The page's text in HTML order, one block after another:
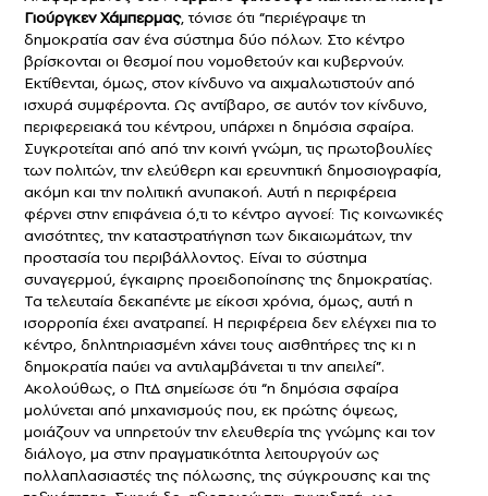
Γιούργκεν Χάμπερμας, τόνισε ότι “περιέγραψε τη
δημοκρατία σαν ένα σύστημα δύο πόλων. Στο κέντρο
βρίσκονται οι θεσμοί που νομοθετούν και κυβερνούν.
Εκτίθενται, όμως, στον κίνδυνο να αιχμαλωτιστούν από
ισχυρά συμφέροντα. Ως αντίβαρο, σε αυτόν τον κίνδυνο,
περιφερειακά του κέντρου, υπάρχει η δημόσια σφαίρα.
Συγκροτείται από από την κοινή γνώμη, τις πρωτοβουλίες
των πολιτών, την ελεύθερη και ερευνητική δημοσιογραφία,
ακόμη και την πολιτική ανυπακοή. Αυτή η περιφέρεια
φέρνει στην επιφάνεια ό,τι το κέντρο αγνοεί: Τις κοινωνικές
ανισότητες, την καταστρατήγηση των δικαιωμάτων, την
προστασία του περιβάλλοντος. Είναι το σύστημα
συναγερμού, έγκαιρης προειδοποίησης της δημοκρατίας.
Τα τελευταία δεκαπέντε με είκοσι χρόνια, όμως, αυτή η
ισορροπία έχει ανατραπεί. Η περιφέρεια δεν ελέγχει πια το
κέντρο, δηλητηριασμένη χάνει τους αισθητήρες της κι η
δημοκρατία παύει να αντιλαμβάνεται τι την απειλεί”.
Ακολούθως, ο ΠτΔ σημείωσε ότι “η δημόσια σφαίρα
μολύνεται από μηχανισμούς που, εκ πρώτης όψεως,
μοιάζουν να υπηρετούν την ελευθερία της γνώμης και τον
διάλογο, μα στην πραγματικότητα λειτουργούν ως
πολλαπλασιαστές της πόλωσης, της σύγκρουσης και της